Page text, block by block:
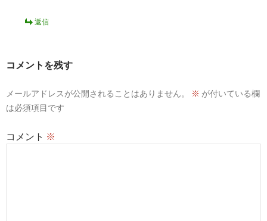
返信
コメントを残す
メールアドレスが公開されることはありません。 ※ が付いている欄
は必須項目です
コメント ※